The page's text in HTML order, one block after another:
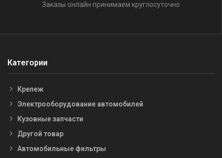
Заказы онлайн принимаем круглосуточно
Категории
Крепеж
Электрооборудование автомобилей
Кузовные запчасти
Другой товар
Автомобильные фильтры